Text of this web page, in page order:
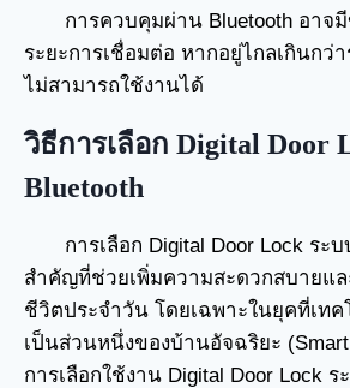
การควบคุมผ่าน Bluetooth อาจ
ระยะการเชื่อมต่อ หากอยู่ไกลเกินกว่
ไม่สามารถใช้งานได้
วิธีการเลือก Digital Door
Bluetooth
การเลือก Digital Door Lock ระ
สำคัญที่ช่วยเพิ่มความสะดวกสบายแ
ชีวิตประจำวัน โดยเฉพาะในยุคที่เทค
เป็นส่วนหนึ่งของบ้านอัจฉริยะ
การเลือกใช้งาน Digital Door Lock ร